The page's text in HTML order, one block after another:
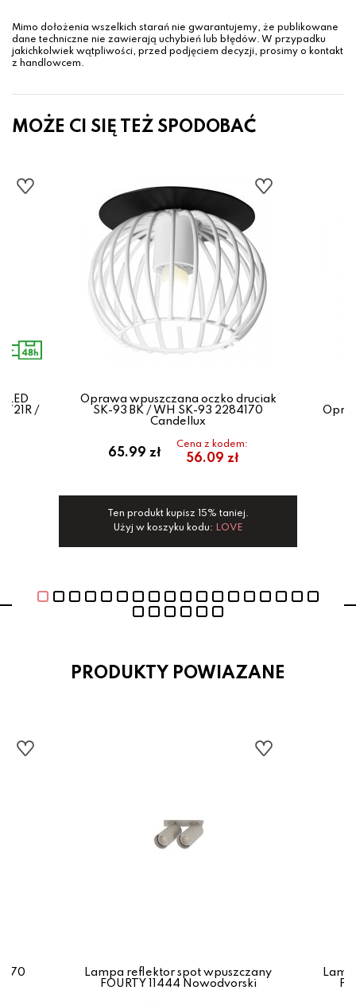
Mimo dołożenia wszelkich starań nie gwarantujemy, że publikowane
dane techniczne nie zawierają uchybień lub błędów. W przypadku
jakichkolwiek wątpliwości, przed podjęciem decyzji, prosimy o kontakt
z handlowcem.
MOŻE CI SIĘ TEŻ SPODOBAĆ
LED
721R /
Oprawa wpuszczana oczko druciak
SK-93 BK / WH SK-93 2284170
Candellux
65.99 zł
Cena z kodem:
56.09 zł
Ten produkt kupisz 15% taniej.
Użyj w koszyku kodu: LOVE
PRODUKTY POWIAZANE
Lampa reflektor spot wpuszczany
FOURTY 11444 Nowodvorski